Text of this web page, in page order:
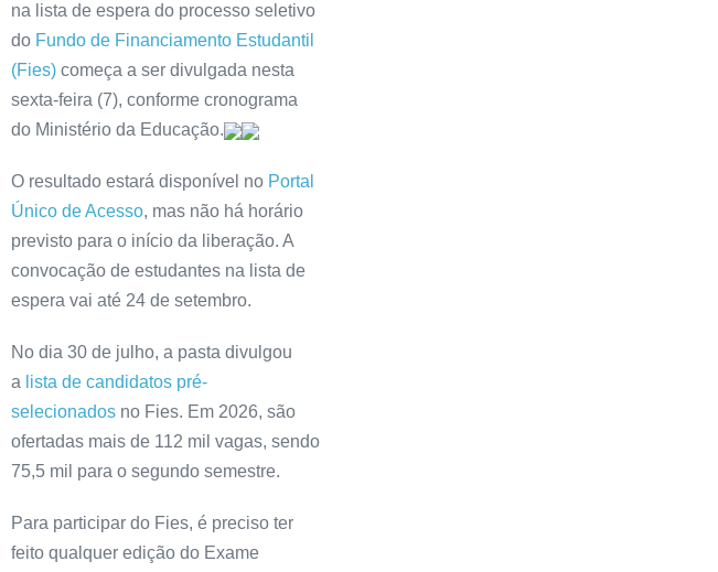
na lista de espera do processo seletivo
do Fundo de Financiamento Estudantil
(Fies) começa a ser divulgada nesta
sexta-feira (7), conforme cronograma
do Ministério da Educação.
O resultado estará disponível no Portal
Único de Acesso, mas não há horário
previsto para o início da liberação. A
convocação de estudantes na lista de
espera vai até 24 de setembro.
No dia 30 de julho, a pasta divulgou
a lista de candidatos pré-
selecionados no Fies. Em 2026, são
ofertadas mais de 112 mil vagas, sendo
75,5 mil para o segundo semestre.
Para participar do Fies, é preciso ter
feito qualquer edição do Exame